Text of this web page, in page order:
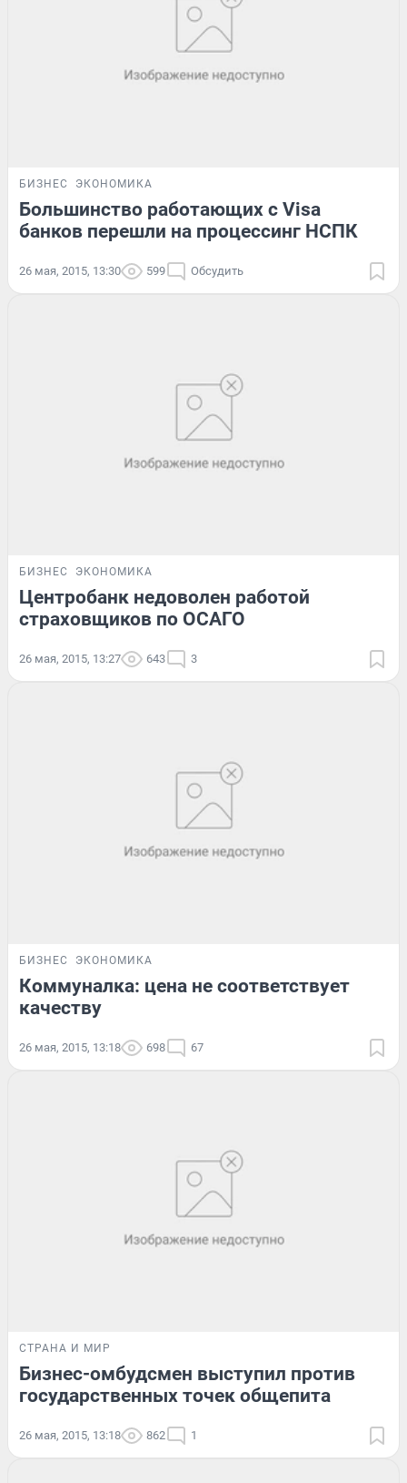
БИЗНЕС ЭКОНОМИКА
Большинство работающих с Visa
банков перешли на процессинг НСПК
26 мая, 2015, 13:30 599 Обсудить
БИЗНЕС ЭКОНОМИКА
Центробанк недоволен работой
страховщиков по ОСАГО
26 мая, 2015, 13:27 643 3
БИЗНЕС ЭКОНОМИКА
Коммуналка: цена не соответствует
качеству
26 мая, 2015, 13:18 698 67
СТРАНА И МИР
Бизнес-омбудсмен выступил против
государственных точек общепита
26 мая, 2015, 13:18 862 1